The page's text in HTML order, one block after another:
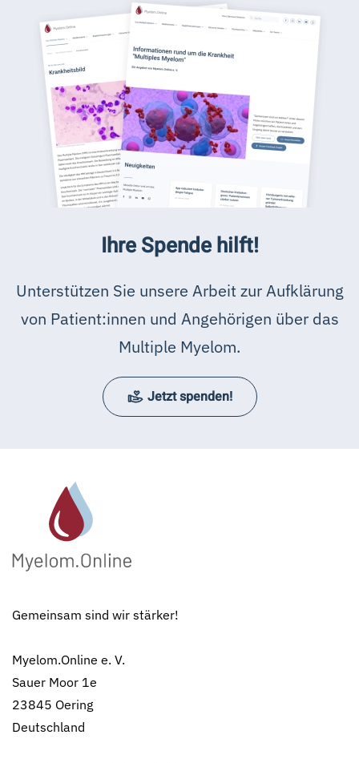
Ihre Spende hilft!
Unterstützen Sie unsere Arbeit zur Aufklärung
von Patient:innen und Angehörigen über das
Multiple Myelom.
Jetzt spenden!
Gemeinsam sind wir stärker!
Myelom.Online e. V.
Sauer Moor 1e
23845 Oering
Deutschland